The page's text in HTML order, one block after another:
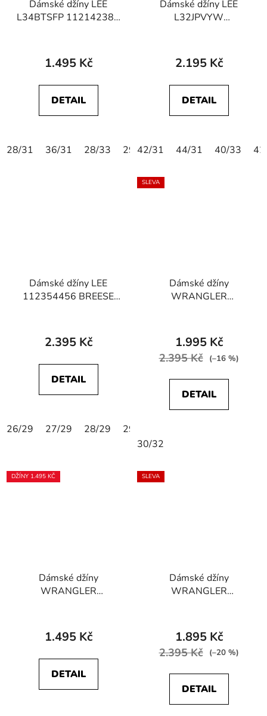
Dámské džíny LEE
L34BTSFP 112142384
1.495 Kč
DETAIL
28/31 36/31 28/33 29/33 30/33 32/33
Dámské džíny LEE
L32JPVYW
Evita
2.195 Kč
DETAIL
42/31 44/31 40/33
Dámské džíny LEE
112354456 BREESE
2.395 Kč
DETAIL
26/29 27/29 28/29 29/29
SLEVA
Dámské džíny
WRANGLER
1.995 Kč
2.395 Kč (–16 %)
DETAIL
30/32
DŽÍNY 1.495 KČ
Dámské džíny
WRANGLER
Stockton
1.495 Kč
DETAIL
SLEVA
Dámské džíny
WRANGLER
1.895 Kč
2.395 Kč (–20 %)
DETAIL